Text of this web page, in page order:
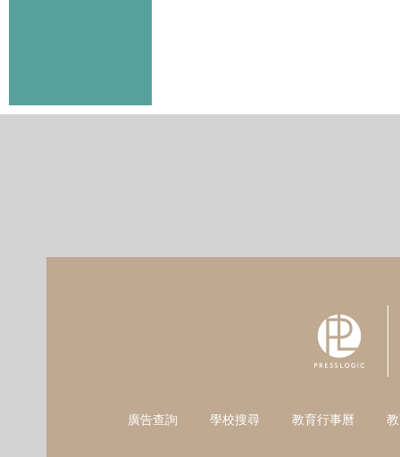
廣告查詢 學校搜尋 教育行事曆